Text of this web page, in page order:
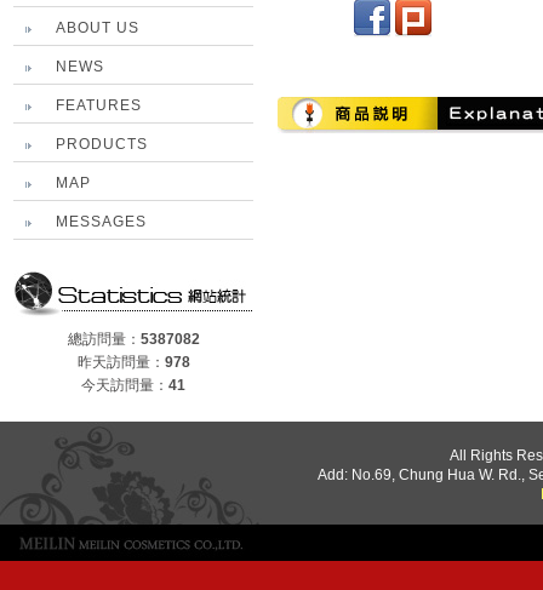
ABOUT US
NEWS
FEATURES
PRODUCTS
MAP
MESSAGES
總訪問量： 5387082
昨天訪問量： 978
今天訪問量： 41
All Rights
Add: No.69, Chung Hua W. Rd.,